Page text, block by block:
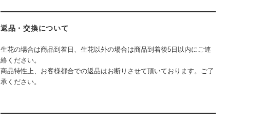
返品・交換について
生花の場合は商品到着日、生花以外の場合は商品到着後5日以内にご連
絡ください。
商品特性上、お客様都合での返品はお断りさせて頂いております。ご了
承ください。